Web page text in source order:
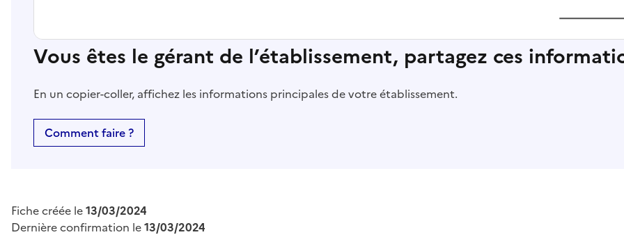
Vous êtes le gérant de l’établissement, partagez ces
En un copier-coller, affichez les informations principales de votre établissement.
Comment faire ?
Fiche créée le13/03/2024
Dernière confirmation le13/03/2024